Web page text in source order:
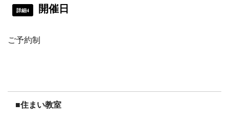
詳細4 開催日
ご予約制
■住まい教室